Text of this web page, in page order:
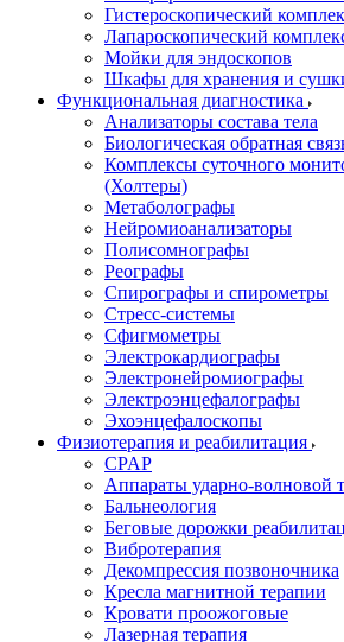
Гистероскопический
Лапароскопический
Мойки для эндоскопов
Шкафы для хранения и
Функциональная диагностика
Анализаторы состава тела
Биологическая обратная
Комплексы суточного
(Холтеры)
Метаболографы
Нейромиоанализаторы
Полисомнографы
Реографы
Спирографы и спирометры
Стресс-системы
Сфигмометры
Электрокардиографы
Электронейромиографы
Электроэнцефалографы
Эхоэнцефалоскопы
Физиотерапия и реабилитация
CPAP
Аппараты ударно-волновой
Бальнеология
Беговые дорожки
Вибротерапия
Декомпрессия позвоночника
Кресла магнитной терапии
Кровати проожоговые
Лазерная терапия